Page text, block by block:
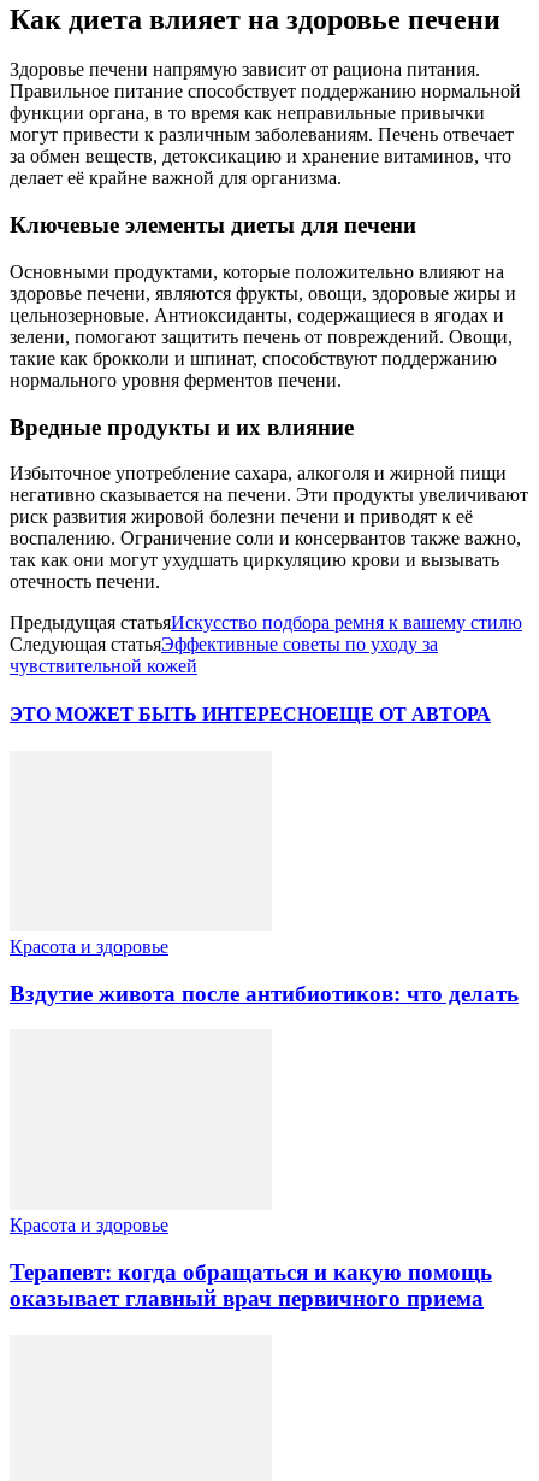
Как диета влияет на здоровье печени
Здоровье печени напрямую зависит от рациона питания.
Правильное питание способствует поддержанию нормальной
функции органа, в то время как неправильные привычки
могут привести к различным заболеваниям. Печень отвечает
за обмен веществ, детоксикацию и хранение витаминов, что
делает её крайне важной для организма.
Ключевые элементы диеты для печени
Основными продуктами, которые положительно влияют на
здоровье печени, являются фрукты, овощи, здоровые жиры и
цельнозерновые. Антиоксиданты, содержащиеся в ягодах и
зелени, помогают защитить печень от повреждений. Овощи,
такие как брокколи и шпинат, способствуют поддержанию
нормального уровня ферментов печени.
Вредные продукты и их влияние
Избыточное употребление сахара, алкоголя и жирной пищи
негативно сказывается на печени. Эти продукты увеличивают
риск развития жировой болезни печени и приводят к её
воспалению. Ограничение соли и консервантов также важно,
так как они могут ухудшать циркуляцию крови и вызывать
отечность печени.
Предыдущая статьяИскусство подбора ремня к вашему стилю
Следующая статьяЭффективные советы по уходу за
чувствительной кожей
ЭТО МОЖЕТ БЫТЬ ИНТЕРЕСНОЕЩЕ ОТ АВТОРА
Красота и здоровье
Вздутие живота после антибиотиков: что делать
Красота и здоровье
Терапевт: когда обращаться и какую помощь
оказывает главный врач первичного приема